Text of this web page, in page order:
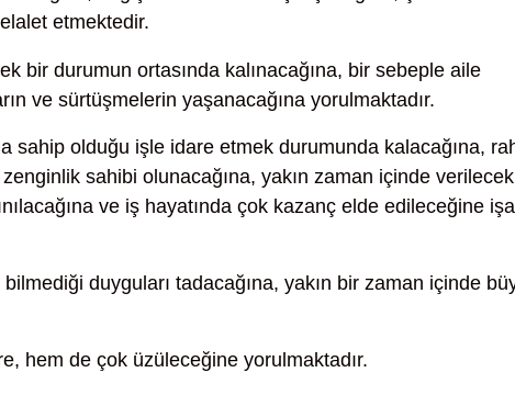
etmektedir.
bir durumun ortasında kalınacağına, bir sebeple aile
ve sürtüşmelerin yaşanacağına yorulmaktadır.
sahip olduğu işle idare etmek durumunda kalacağına,
zenginlik sahibi olunacağına, yakın zaman içinde
ve iş hayatında çok kazanç elde edileceğine
bilmediği duyguları tadacağına, yakın bir zaman içinde
hem de çok üzüleceğine yorulmaktadır.